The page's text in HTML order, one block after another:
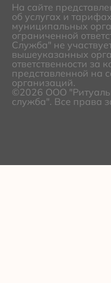
На сайте
об услугах и
муниципальных
ограниченной
Служба" не
вышеуказанных
ответственности за
представленной на
организаций.
©2026 ООО
служба". Все права